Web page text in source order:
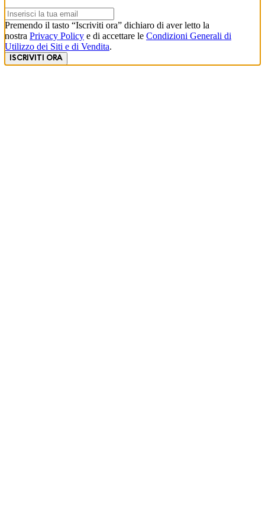
Premendo il tasto “Iscriviti ora” dichiaro di aver letto la
nostra Privacy Policy e di accettare le Condizioni Generali di
Utilizzo dei Siti e di Vendita.
ISCRIVITI ORA